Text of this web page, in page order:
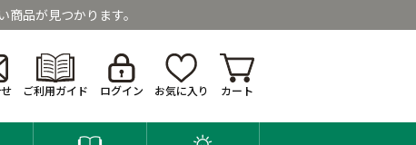
品が見つかります。
ご利用ガイド ログイン お気に入り カート